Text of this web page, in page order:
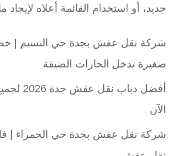
جديد، أو استخدام القائمة أعلاه لإيجاد
صغيرة تدخل الحارات الضيقة
أفضل دباب
الآن
شركة نقل عفش بجدة حي الحمراء |